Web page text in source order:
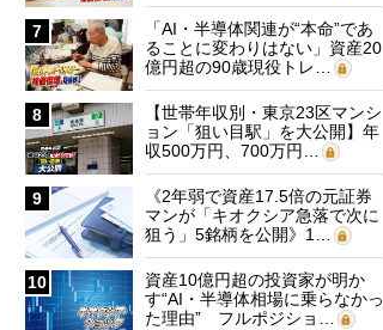
7
「AI・半導体関連が“本命”であ
ることに変わりはない」資産20
億円超の90歳現役トレ…
8
【世帯年収別・東京23区マンシ
ョン「狙い目駅」を大公開】年
収500万円、700万円…
9
《2年弱で資産17.5倍の元証券
マンが「キオクシア急落で次に
狙う」5銘柄を公開》1…
10
資産10億円超の投資家が明か
す“AI・半導体相場に乗らなかっ
た理由” フルポジショ…